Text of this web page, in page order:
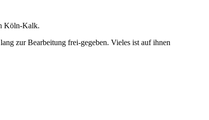
Köln-Kalk.
zur Bearbeitung frei-gegeben. Vieles ist auf ihnen